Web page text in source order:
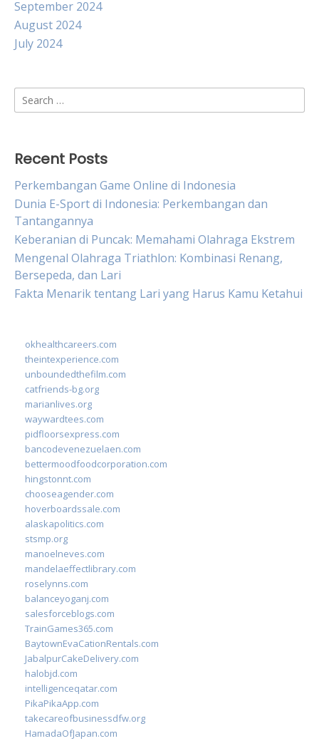
September 2024
August 2024
July 2024
Search
for:
Recent Posts
Perkembangan Game Online di Indonesia
Dunia E-Sport di Indonesia: Perkembangan dan
Tantangannya
Keberanian di Puncak: Memahami Olahraga Ekstrem
Mengenal Olahraga Triathlon: Kombinasi Renang,
Bersepeda, dan Lari
Fakta Menarik tentang Lari yang Harus Kamu Ketahui
okhealthcareers.com
theintexperience.com
unboundedthefilm.com
catfriends-bg.org
marianlives.org
waywardtees.com
pidfloorsexpress.com
bancodevenezuelaen.com
bettermoodfoodcorporation.com
hingstonnt.com
chooseagender.com
hoverboardssale.com
alaskapolitics.com
stsmp.org
manoelneves.com
mandelaeffectlibrary.com
roselynns.com
balanceyoganj.com
salesforceblogs.com
TrainGames365.com
BaytownEvaCationRentals.com
JabalpurCakeDelivery.com
halobjd.com
intelligenceqatar.com
PikaPikaApp.com
takecareofbusinessdfw.org
HamadaOfJapan.com